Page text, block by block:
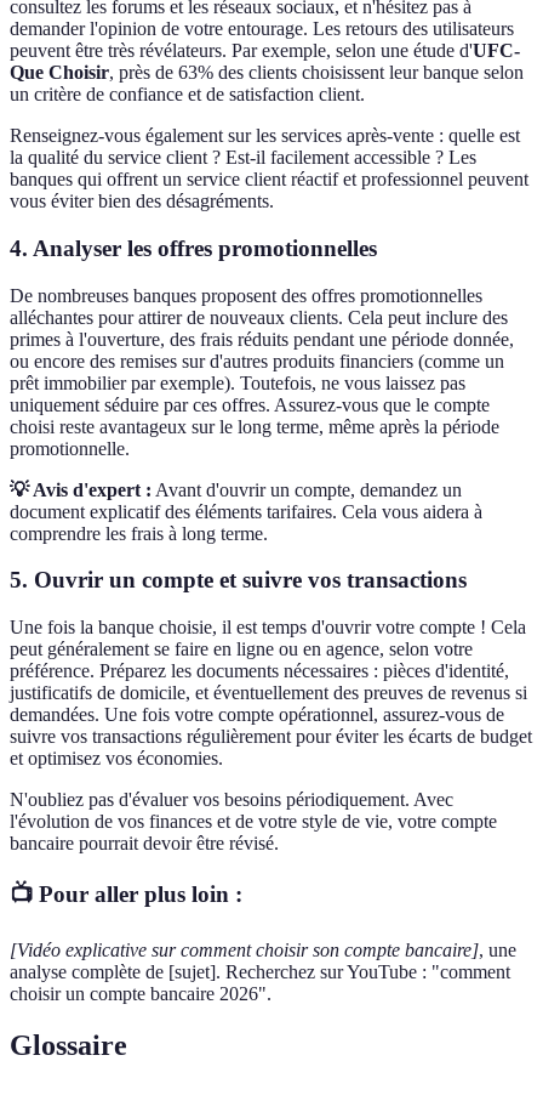
consultez les forums et les réseaux sociaux, et n'hésitez pas à
demander l'opinion de votre entourage. Les retours des utilisateurs
peuvent être très révélateurs. Par exemple, selon une étude d'UFC-
Que Choisir, près de 63% des clients choisissent leur banque selon
un critère de confiance et de satisfaction client.
Renseignez-vous également sur les services après-vente : quelle est
la qualité du service client ? Est-il facilement accessible ? Les
banques qui offrent un service client réactif et professionnel peuvent
vous éviter bien des désagréments.
4. Analyser les offres promotionnelles
De nombreuses banques proposent des offres promotionnelles
alléchantes pour attirer de nouveaux clients. Cela peut inclure des
primes à l'ouverture, des frais réduits pendant une période donnée,
ou encore des remises sur d'autres produits financiers (comme un
prêt immobilier par exemple). Toutefois, ne vous laissez pas
uniquement séduire par ces offres. Assurez-vous que le compte
choisi reste avantageux sur le long terme, même après la période
promotionnelle.
💡 Avis d'expert : Avant d'ouvrir un compte, demandez un
document explicatif des éléments tarifaires. Cela vous aidera à
comprendre les frais à long terme.
5. Ouvrir un compte et suivre vos transactions
Une fois la banque choisie, il est temps d'ouvrir votre compte ! Cela
peut généralement se faire en ligne ou en agence, selon votre
préférence. Préparez les documents nécessaires : pièces d'identité,
justificatifs de domicile, et éventuellement des preuves de revenus si
demandées. Une fois votre compte opérationnel, assurez-vous de
suivre vos transactions régulièrement pour éviter les écarts de budget
et optimisez vos économies.
N'oubliez pas d'évaluer vos besoins périodiquement. Avec
l'évolution de vos finances et de votre style de vie, votre compte
bancaire pourrait devoir être révisé.
📺 Pour aller plus loin :
[Vidéo explicative sur comment choisir son compte bancaire], une
analyse complète de [sujet]. Recherchez sur YouTube : "comment
choisir un compte bancaire 2026".
Glossaire